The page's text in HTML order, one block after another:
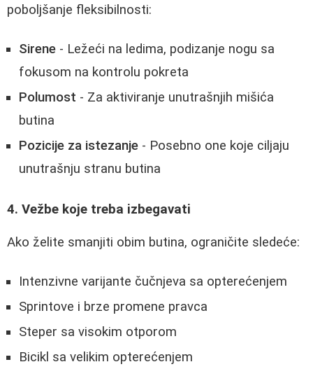
poboljšanje fleksibilnosti:
Sirene - Ležeći na ledima, podizanje nogu sa
fokusom na kontrolu pokreta
Polumost - Za aktiviranje unutrašnjih mišića
butina
Pozicije za istezanje - Posebno one koje ciljaju
unutrašnju stranu butina
4. Vežbe koje treba izbegavati
Ako želite smanjiti obim butina, ograničite sledeće:
Intenzivne varijante čučnjeva sa opterećenjem
Sprintove i brze promene pravca
Steper sa visokim otporom
Bicikl sa velikim opterećenjem